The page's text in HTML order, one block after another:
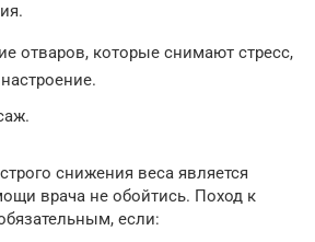
отваров, которые снимают стресс,
снижения веса является
врача не обойтись. Поход к
если: